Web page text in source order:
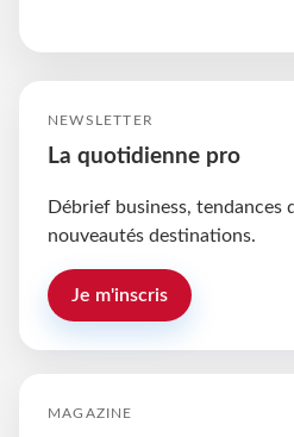
NEWSLETTER
La quotidienne pro
Débrief business,
nouveautés destinations.
Je m'inscris
MAGAZINE